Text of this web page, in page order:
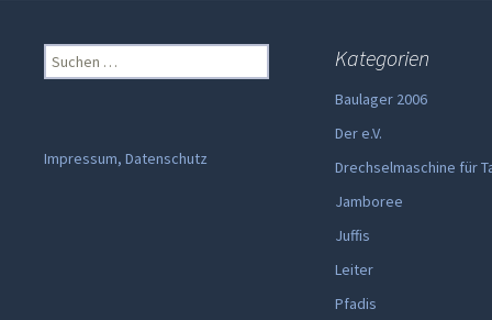
Suchen
nach:
Kategorien
Baulager 2006
Der e.V.
Drechselmaschine für
Jamboree
Juffis
Leiter
Pfadis
Impressum, Datenschutz